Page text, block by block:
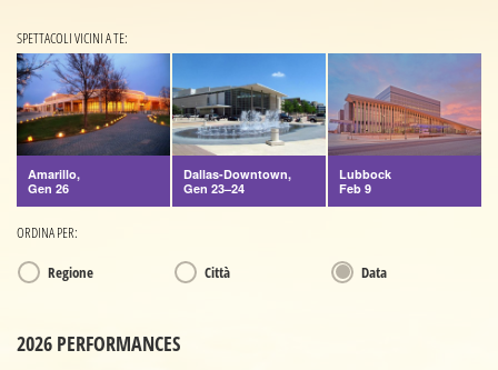
SPETTACOLI VICINI A TE:
Amarillo,
Gen 26
Dallas-Downtown,
Gen 23–24
Lubbock
Feb 9
ORDINA PER:
Regione
Città Data
2026 PERFORMANCES